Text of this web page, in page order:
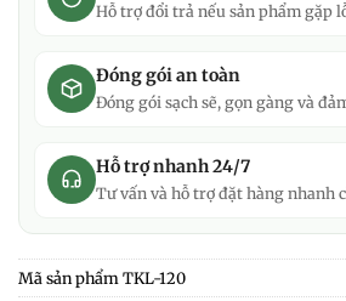
Hỗ trợ đổi trả nếu sản phẩm gặp
Đóng gói an toàn
Đóng gói sạch sẽ, gọn gàng và
Hỗ trợ nhanh 24/7
Tư vấn và hỗ trợ đặt hàng nhanh
Mã sản phẩm TKL-120